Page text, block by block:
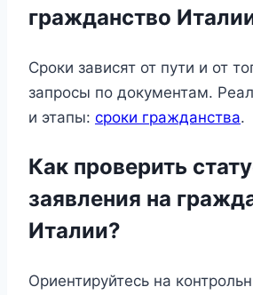
гражданство
Сроки зависят от пути и от
запросы по документам.
и этапы: сроки гражданства.
Как проверить
заявления на
Италии?
Ориентируйтесь на